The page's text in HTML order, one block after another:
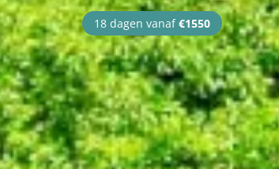
18 dagen vanaf€1550